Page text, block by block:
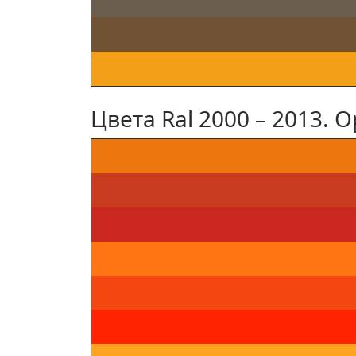
Цвета Ral 2000 – 2013.